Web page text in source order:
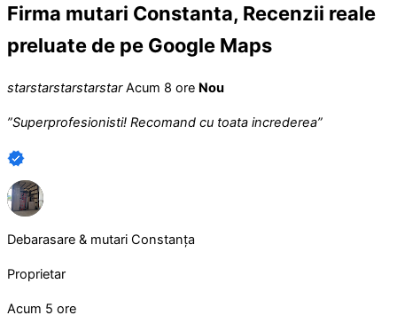
Firma mutari Constanta, Recenzii reale
preluate de pe Google Maps
starstarstarstarstarAcum 8 ore Nou
”Superprofesionisti! Recomand cu toata increderea”
Debarasare & mutari Constanța
Proprietar
Acum 5 ore